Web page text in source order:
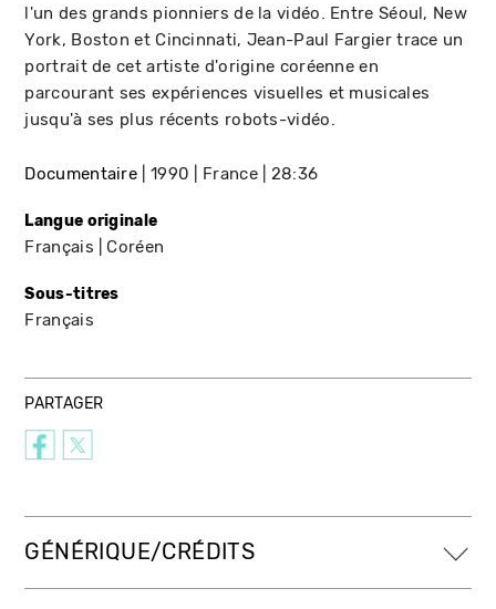
l'un des grands pionniers de la vidéo. Entre Séoul, New
York, Boston et Cincinnati, Jean-Paul Fargier trace un
portrait de cet artiste d'origine coréenne en
parcourant ses expériences visuelles et musicales
jusqu'à ses plus récents robots-vidéo.
Documentaire 1990 France 28:36
Langue originale
Français Coréen
Sous-titres
Français
PARTAGER
GÉNÉRIQUE/CRÉDITS